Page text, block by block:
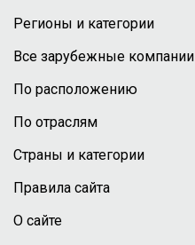
Регионы и категории
Все зарубежные компании
По расположению
По отраслям
Страны и категории
Правила сайта
О сайте